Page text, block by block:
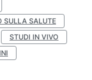
SULLA SALUTE
STUDI IN VIVO